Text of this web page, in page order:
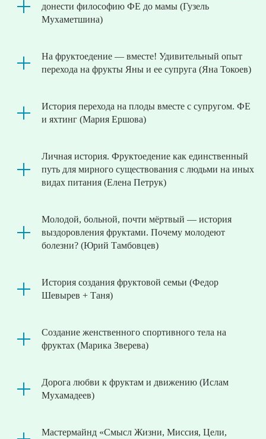
донести философию ФЕ до мамы (Гузель
Мухаметшина)
На фруктоедение — вместе! Удивительный опыт
перехода на фрукты Яны и ее супруга (Яна Токоев)
История перехода на плоды вместе с супругом. ФЕ
и яхтинг (Мария Ершова)
Личная история. Фруктоедение как единственный
путь для мирного существования с людьми на иных
видах питания (Елена Петрук)
Молодой, больной, почти мёртвый — история
выздоровления фруктами. Почему молодеют
болезни? (Юрий Тамбовцев)
История создания фруктовой семьи (Федор
Шевырев + Таня)
Создание женственного спортивного тела на
фруктах (Марика Зверева)
Дорога любви к фруктам и движению (Ислам
Мухамадеев)
Мастермайнд «Смысл Жизни, Миссия, Цели,